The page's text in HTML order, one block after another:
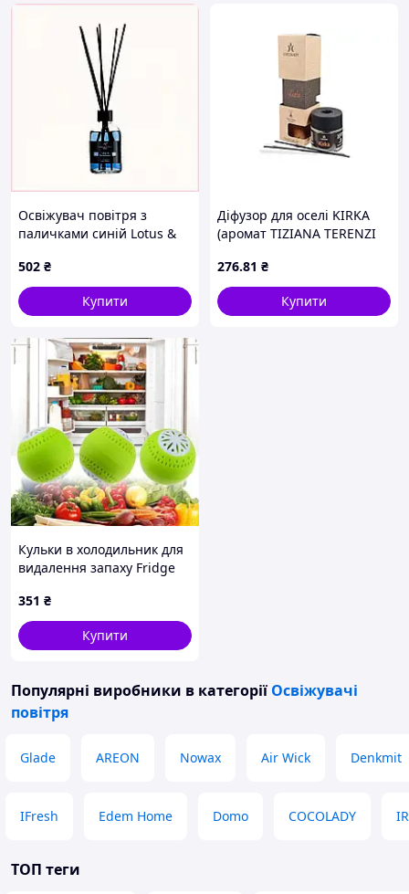
Освіжувач повітря з
паличками синій Lotus &
502 ₴
Купити
Діфузор для оселі KIRKA
(аромат TIZIANA TERENZI
276.81 ₴
Купити
Кульки в холодильник для
видалення запаху Fridge
351 ₴
Купити
Популярні виробники в категорії Освіжувачі
повітря
Glade AREON Nowax Air Wick Denkmit
IFresh Edem Home Domo COCOLADY
ТОП теги